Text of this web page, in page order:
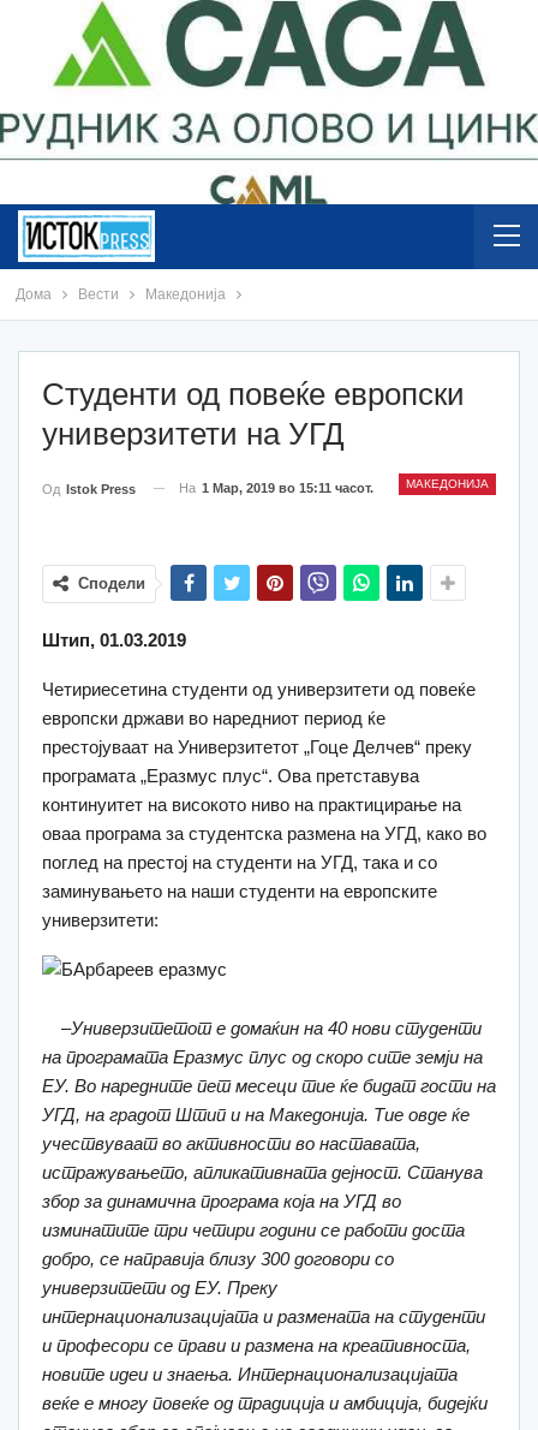
Дома Вести Македонија
Студенти од повеќе европски
универзитети на УГД
МАКЕДОНИЈА
Од Istok Press На 1 Мар, 2019 во 15:11 часот.
Сподели
Штип, 01.03.2019
Четириесетина студенти од универзитети од повеќе
европски држави во наредниот период ќе
престојуваат на Универзитетот „Гоце Делчев“ преку
програмата „Еразмус плус“. Ова претставува
континуитет на високото ниво на практицирање на
оваа програма за студентска размена на УГД, како во
поглед на престој на студенти на УГД, така и со
заминувањето на наши студенти на европските
универзитети:
–Универзитетот е домаќин на 40 нови студенти
на програмата Еразмус плус од скоро сите земји на
ЕУ. Во наредните пет месеци тие ќе бидат гости на
УГД, на градот Штип и на Македонија. Тие овде ќе
учествуваат во активности во наставата,
истражувањето, апликативната дејност. Станува
збор за динамична програма која на УГД во
изминатите три четири години се работи доста
добро, се направија близу 300 договори со
универзитети од ЕУ. Преку
интернационализацијата и размената на студенти
и професори се прави и размена на креативноста,
новите идеи и знаења. Интернационализацијата
веќе е многу повеќе од традиција и амбиција, бидејќи